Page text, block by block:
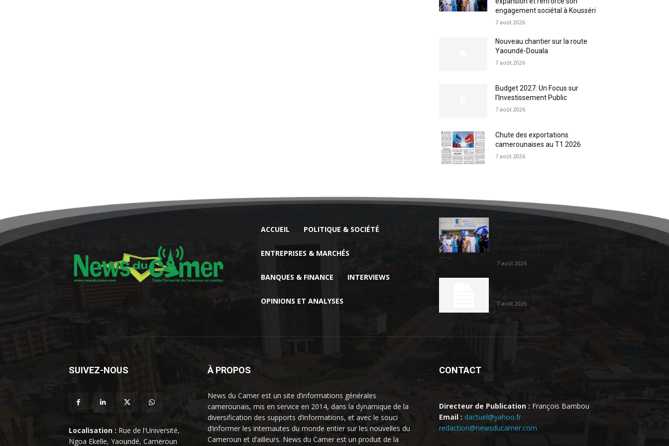
engagement sociétal à Kousséri
7 août 2026
Nouveau chantier sur la route
Yaoundé-Douala
7 août 2026
Budget 2027: Un Focus sur
l’Investissement Public
7 août 2026
Chute des exportations
camerounaises au T1 2026
7 août 2026
ACCUEIL POLITIQUE & SOCIÉTÉ
ENTREPRISES & MARCHÉS
BANQUES & FINANCE INTERVIEWS
OPINIONS ET ANALYSES
Extrême-nord : BGFIBank
7 août 2026
7 août 2026
SUIVEZ-NOUS
Localisation : Rue de l'Université,
Ngoa Ekelle, Yaoundé, Cameroun
À PROPOS
News du Camer est un site d’informations générales
camerounais, mis en service en 2014, dans la dynamique de la
diversification des supports d’informations, et avec le souci
d’informer les internautes du monde entier sur les nouvelles du
Cameroun et d’ailleurs. News du Camer est un produit de la
CONTACT
Directeur de Publication : François Bambou
Email : dactuel@yahoo.fr
redaction@newsducamer.com